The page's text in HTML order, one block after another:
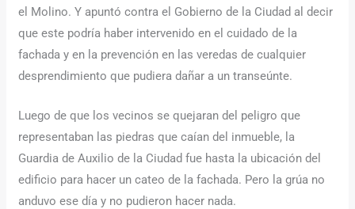
el Molino. Y apuntó contra el Gobierno de la Ciudad al decir
que este podría haber intervenido en el cuidado de la
fachada y en la prevención en las veredas de cualquier
desprendimiento que pudiera dañar a un transeúnte.
Luego de que los vecinos se quejaran del peligro que
representaban las piedras que caían del inmueble, la
Guardia de Auxilio de la Ciudad fue hasta la ubicación del
edificio para hacer un cateo de la fachada. Pero la grúa no
anduvo ese día y no pudieron hacer nada.